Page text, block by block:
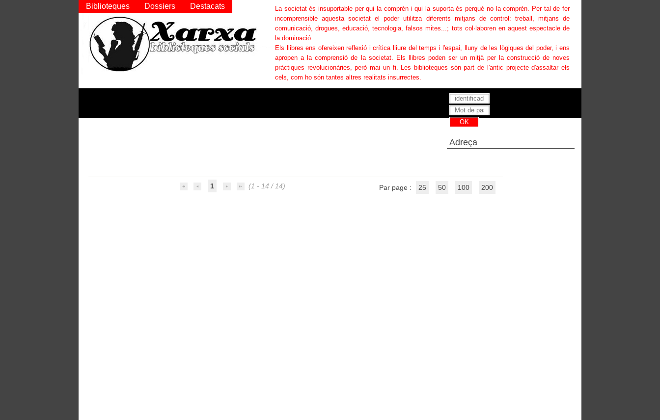
1 (1 - 14 / 14) Par page : 25 50 100 200
La societat és insuportable per qui la comprèn i qui la suporta és perquè no la comprèn. Per tal de fer
incomprensible aquesta societat el poder utilitza diferents mitjans de control: treball, mitjans de
comunicació, drogues, educació, tecnologia, falsos mites...; tots col·laboren en aquest espectacle de
la dominació.
Els llibres ens ofereixen reflexió i crítica lliure del temps i l'espai, lluny de les lògiques del poder, i ens
apropen a la comprensió de la societat. Els llibres poden ser un mitjà per la construcció de noves
pràctiques revolucionàries, però mai un fi. Les biblioteques són part de l'antic projecte d'assaltar els
cels, com ho són tantes altres realitats insurrectes.
Biblioteques Dossiers Destacats
Adreça